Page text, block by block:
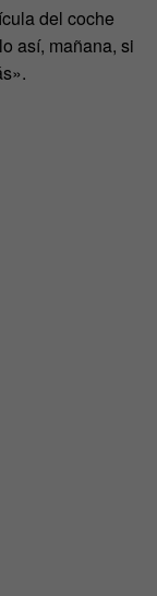
del coche
así, mañana, si